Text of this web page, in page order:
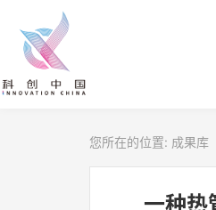
您所在的位置: 成果库
一种热